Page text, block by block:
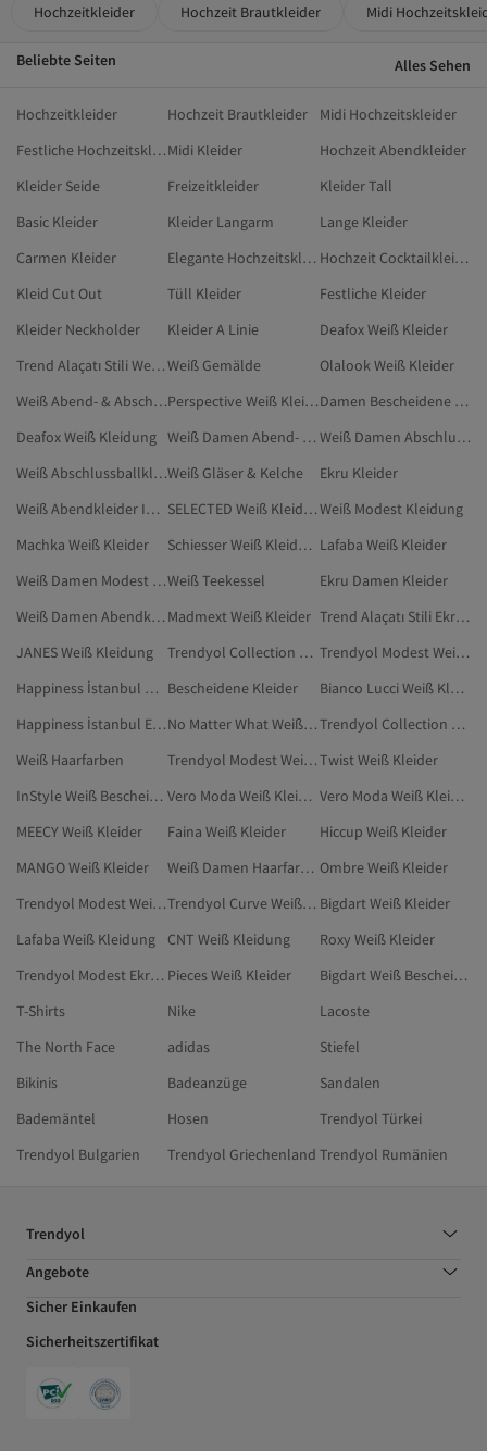
Hochzeitkleider Hochzeit Brautkleider Midi
Beliebte Seiten Alles Sehen
Hochzeitkleider Hochzeit Brautkleider
Midi Hochzeitskleider
Festliche HochzeitskleiderMidi Kleider
Hochzeit Abendkleider
Kleider Seide
Freizeitkleider
Kleider Tall
Basic Kleider
Kleider Langarm
Lange Kleider
Carmen Kleider
Elegante Hochzeitskleider
Hochzeit Cocktailkleider
Kleid Cut Out
Tüll Kleider
Festliche Kleider
Kleider Neckholder
Kleider A Linie
Deafox Weiß Kleider
Trend Alaçatı Stili Weiß KleiderWeiß Gemälde
Olalook Weiß Kleider
Weiß Abend- & Abschlussballkleider
Perspective Weiß Kleider
Damen Bescheidene Kleider
Deafox Weiß Kleidung
Weiß Damen Abend- & Abschlussballkleider
Weiß Damen Abschlussballkleider
Weiß AbschlussballkleiderWeiß Gläser & Kelche
Ekru Kleider
Weiß Abendkleider In Großen Größen
SELECTED Weiß KleidungWeiß Modest Kleidung
Machka Weiß Kleider
Schiesser Weiß Kleidung Lafaba Weiß Kleider
Weiß Damen Modest KleidungWeiß Teekessel
Ekru Damen Kleider
Weiß Damen Abendkleider In Großen Größen Madmext Weiß Kleider
Trend Alaçatı Stili Ekru Bescheidene Kleider
JANES Weiß Kleidung
Trendyol Collection Weiß Kleidung
Trendyol Modest Weiß Kleidung
Happiness İstanbul Weiß Kleidung Bescheidene Kleider
Bianco Lucci Weiß Kleider
Happiness İstanbul Ekru Bescheidene Kleider
No Matter What Weiß Kleider
Trendyol Collection Weiß Modest Kleidung
Weiß Haarfarben
Trendyol Modest Weiß Bescheidene AbendkleiderTwist Weiß Kleider
InStyle Weiß Bescheidene Kleider
Vero Moda Weiß Kleidung
Vero Moda Weiß Kleider
MEECY Weiß Kleider
Faina Weiß Kleider
Hiccup Weiß Kleider
MANGO Weiß Kleider
Weiß Damen Haarfarben Ombre Weiß Kleider
Trendyol Modest Weiß Modest Kleidung
Trendyol Curve Weiß Kleider Bigdart Weiß Kleider
Lafaba Weiß Kleidung
CNT Weiß Kleidung
Roxy Weiß Kleider
Trendyol Modest Ekru Bescheidene Kleider Pieces Weiß Kleider
Bigdart Weiß Bescheidene Kleider
T-Shirts
Nike
Lacoste
The North Face
adidas
Stiefel
Bikinis
Badeanzüge
Sandalen
Bademäntel
Hosen
Trendyol Türkei
Trendyol Bulgarien
Trendyol Griechenland Trendyol Rumänien
Trendyol
Angebote
Sicher Einkaufen
Sicherheitszertifikat